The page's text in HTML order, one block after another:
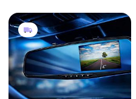
обманка